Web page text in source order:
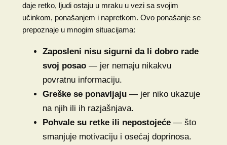
daje retko, ljudi ostaju u mraku u vezi sa svojim
učinkom, ponašanjem i napretkom. Ovo ponašanje se
prepoznaje u mnogim situacijama:
Zaposleni nisu sigurni da li dobro rade
svoj posao— jer nemaju nikakvu
povratnu informaciju.
Greške se ponavljaju— jer niko ukazuje
na njih ili ih razjašnjava.
Pohvale su retke ili nepostojeće— što
smanjuje motivaciju i osećaj doprinosa.